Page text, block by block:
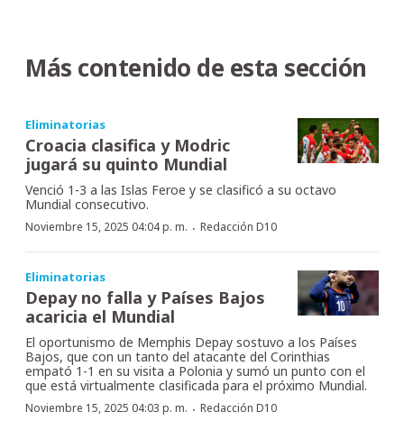
Más contenido de esta sección
Eliminatorias
Croacia clasifica y Modric
jugará su quinto Mundial
Venció 1-3 a las Islas Feroe y se clasificó a su octavo
Mundial consecutivo.
Noviembre 15, 2025 04:04 p. m. · Redacción D10
Eliminatorias
Depay no falla y Países Bajos
acaricia el Mundial
El oportunismo de Memphis Depay sostuvo a los Países
Bajos, que con un tanto del atacante del Corinthias
empató 1-1 en su visita a Polonia y sumó un punto con el
que está virtualmente clasificada para el próximo Mundial.
Noviembre 15, 2025 04:03 p. m. · Redacción D10